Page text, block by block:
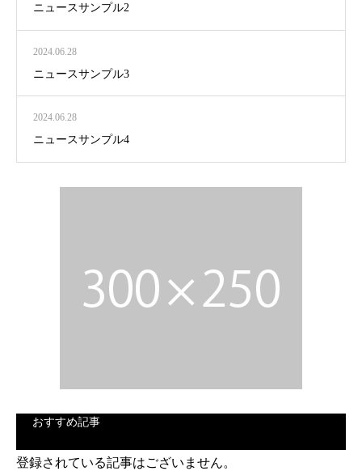
ニュースサンプル2
2024.06.28
ニュースサンプル3
2024.06.28
ニュースサンプル4
おすすめ記事
登録されている記事はございません。